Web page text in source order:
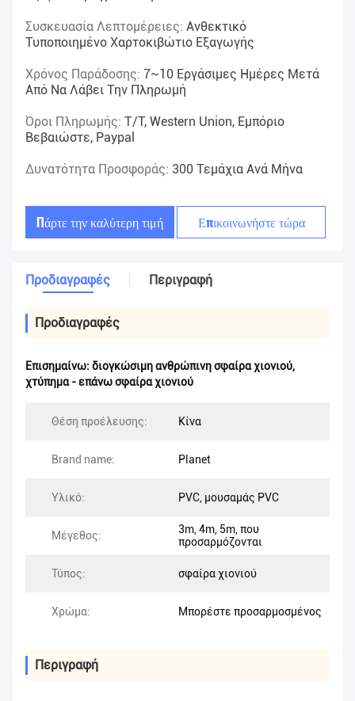
Συσκευασία Λεπτομέρειες: Ανθεκτικό
Τυποποιημένο Χαρτοκιβώτιο Εξαγωγής
Χρόνος Παράδοσης: 7~10 Εργάσιμες Ημέρες Μετά
Από Να Λάβει Την Πληρωμή
Όροι Πληρωμής: T/T, Western Union, Εμπόριο
Βεβαιώστε, Paypal
Δυνατότητα Προσφοράς: 300 Τεμάχια Ανά Μήνα
Πάρτε την καλύτερη τιμή Επικοινωνήστε τώρα
Προδιαγραφές Περιγραφή
Προδιαγραφές
Επισημαίνω: διογκώσιμη ανθρώπινη σφαίρα χιονιού,
χτύπημα - επάνω σφαίρα χιονιού
Θέση προέλευσης: Κίνα
Brand name: Planet
Υλικό: PVC, μουσαμάς PVC
Μέγεθος:
3m, 4m, 5m, που
προσαρμόζονται
Τύπος: σφαίρα χιονιού
Χρώμα: Μπορέστε προσαρμοσμένος
Περιγραφή